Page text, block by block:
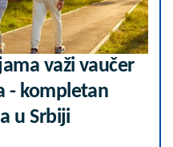
važi vaučer
- kompletan
u Srbiji